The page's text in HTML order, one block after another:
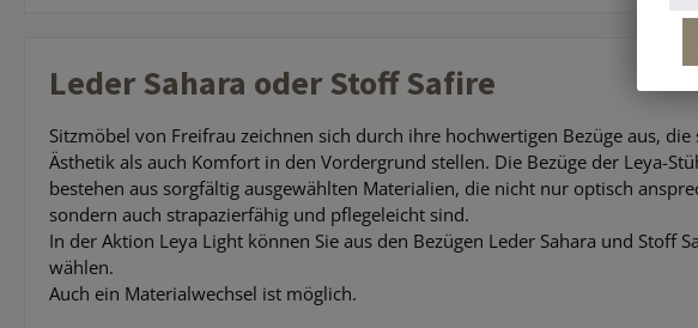
Leder Sahara oder Stoff Safire
Sitzmöbel von Freifrau zeichnen sich durch ihre hochwertigen Bezüge aus, die
Ästhetik als auch Komfort in den Vordergrund stellen. Die Bezüge der Leya-
bestehen aus sorgfältig ausgewählten Materialien, die nicht nur optisch
sondern auch strapazierfähig und pflegeleicht sind.
In der Aktion Leya Light können Sie aus den Bezügen Leder Sahara und Stoff
wählen.
Auch ein Materialwechsel ist möglich.